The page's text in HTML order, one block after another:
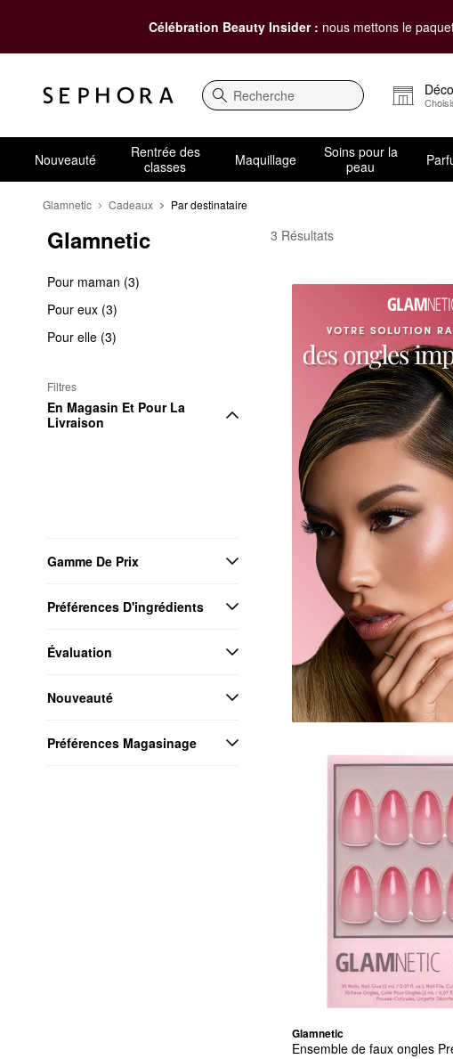
Célébration Beauty Insider : nous mettons le
Recherche
Nouveauté
Rentrée des
classes
Maquillage
Soins pour la
peau
Glamnetic Cadeaux Par destinataire
Glamnetic
Pour maman (3)
Pour eux (3)
Pour elle (3)
Filtres
En Magasin Et Pour La
Livraison
Gamme De Prix
Préférences D'ingrédients
Évaluation
Nouveauté
Préférences Magasinage
Glamnetic Par destinataire
3 Résultats
Glamnetic
Ensemble de faux ongles